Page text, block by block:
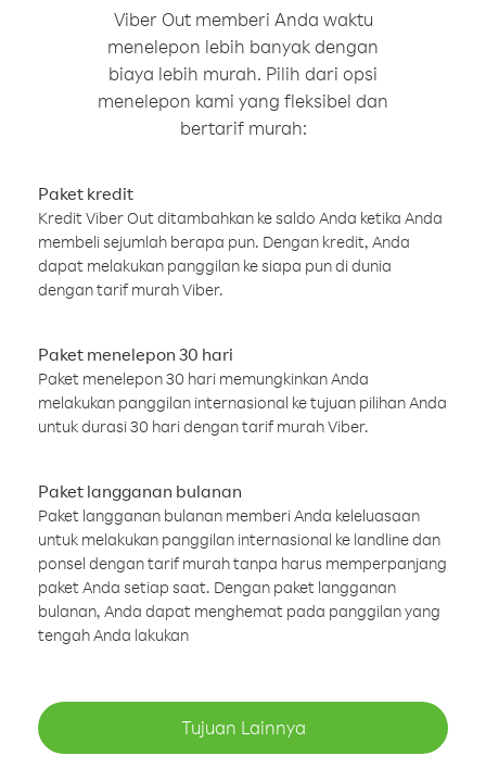
Viber Out memberi Anda waktu
menelepon lebih banyak dengan
biaya lebih murah. Pilih dari opsi
menelepon kami yang fleksibel dan
bertarif murah:
Paket kredit
Kredit Viber Out ditambahkan ke saldo Anda ketika Anda
membeli sejumlah berapa pun. Dengan kredit, Anda
dapat melakukan panggilan ke siapa pun di dunia
dengan tarif murah Viber.
Paket menelepon 30 hari
Paket menelepon 30 hari memungkinkan Anda
melakukan panggilan internasional ke tujuan pilihan Anda
untuk durasi 30 hari dengan tarif murah Viber.
Paket langganan bulanan
Paket langganan bulanan memberi Anda keleluasaan
untuk melakukan panggilan internasional ke landline dan
ponsel dengan tarif murah tanpa harus memperpanjang
paket Anda setiap saat. Dengan paket langganan
bulanan, Anda dapat menghemat pada panggilan yang
tengah Anda lakukan
Tujuan Lainnya